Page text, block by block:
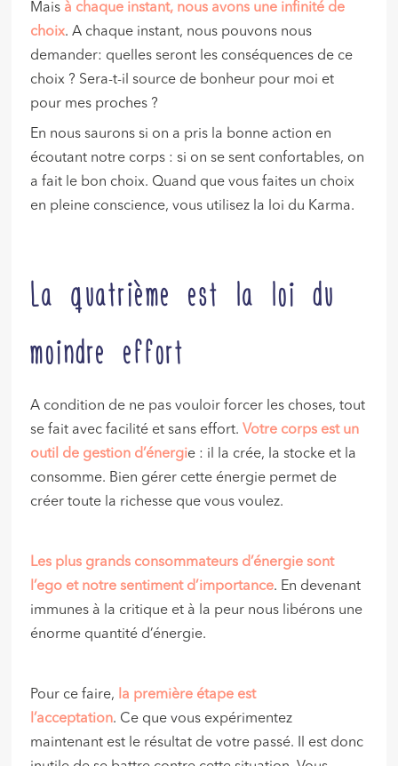
Mais à chaque instant, nous avons une infinité de
choix. A chaque instant, nous pouvons nous
demander: quelles seront les conséquences de ce
choix ? Sera-t-il source de bonheur pour moi et
pour mes proches ?
En nous saurons si on a pris la bonne action en
écoutant notre corps : si on se sent confortables, on
a fait le bon choix. Quand que vous faites un choix
en pleine conscience, vous utilisez la loi du Karma.
La quatrième est la loi du
moindre effort
A condition de ne pas vouloir forcer les choses, tout
se fait avec facilité et sans effort. Votre corps est un
outil de gestion d’énergie : il la crée, la stocke et la
consomme. Bien gérer cette énergie permet de
créer toute la richesse que vous voulez.
Les plus grands consommateurs d’énergie sont
l’ego et notre sentiment d’importance. En devenant
immunes à la critique et à la peur nous libérons une
énorme quantité d’énergie.
Pour ce faire, la première étape est
l’acceptation. Ce que vous expérimentez
maintenant est le résultat de votre passé. Il est donc